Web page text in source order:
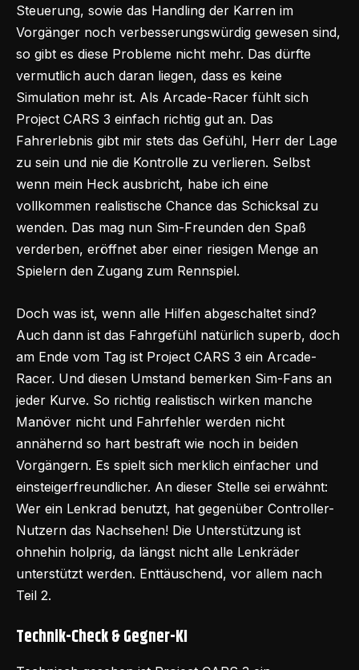
Steuerung, sowie das Handling der Karren im
Vorgänger noch verbesserungswürdig gewesen sind,
so gibt es diese Probleme nicht mehr. Das dürfte
vermutlich auch daran liegen, dass es keine
Simulation mehr ist. Als Arcade-Racer fühlt sich
Project CARS 3 einfach richtig gut an. Das
Fahrerlebnis gibt mir stets das Gefühl, Herr der Lage
zu sein und nie die Kontrolle zu verlieren. Selbst
wenn mein Heck ausbricht, habe ich eine
vollkommen realistische Chance das Schicksal zu
wenden. Das mag nun Sim-Freunden den Spaß
verderben, eröffnet aber einer riesigen Menge an
Spielern den Zugang zum Rennspiel.
Doch was ist, wenn alle Hilfen abgeschaltet sind?
Auch dann ist das Fahrgefühl natürlich superb, doch
am Ende vom Tag ist Project CARS 3 ein Arcade-
Racer. Und diesen Umstand bemerken Sim-Fans an
jeder Kurve. So richtig realistisch wirken manche
Manöver nicht und Fahrfehler werden nicht
annähernd so hart bestraft wie noch in beiden
Vorgängern. Es spielt sich merklich einfacher und
einsteigerfreundlicher. An dieser Stelle sei erwähnt:
Wer ein Lenkrad benutzt, hat gegenüber Controller-
Nutzern das Nachsehen! Die Unterstützung ist
ohnehin holprig, da längst nicht alle Lenkräder
unterstützt werden. Enttäuschend, vor allem nach
Teil 2.
Technik-Check & Gegner-KI